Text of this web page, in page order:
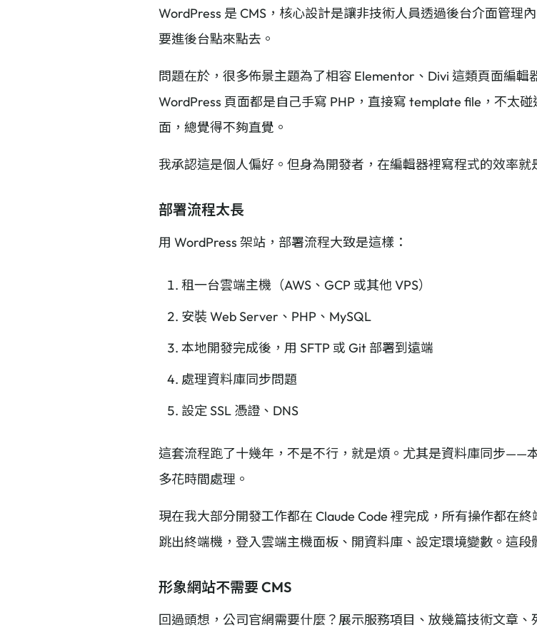
WordPress 是 CMS，核心設計是讓非技術人員透過後台介面管
要進後台點來點去。
問題在於，很多佈景主題為了相容 Elementor、Divi 這類頁面編輯
WordPress 頁面都是自己手寫 PHP，直接寫 template file，不太
面，總覺得不夠直覺。
我承認這是個人偏好。但身為開發者，在編輯器裡寫程式的效率就
部署流程太長
用 WordPress 架站，部署流程大致是這樣：
租一台雲端主機（AWS、GCP 或其他 VPS）
安裝 Web Server、PHP、MySQL
本地開發完成後，用 SFTP 或 Git 部署到遠端
處理資料庫同步問題
設定 SSL 憑證、DNS
這套流程跑了十幾年，不是不行，就是煩。尤其是資料庫同步——
多花時間處理。
現在我大部分開發工作都在 Claude Code 裡完成，所有操作都在
跳出終端機，登入雲端主機面板、開資料庫、設定環境變數。這段
形象網站不需要 CMS
回過頭想，公司官網需要什麼？展示服務項目、放幾篇技術文章